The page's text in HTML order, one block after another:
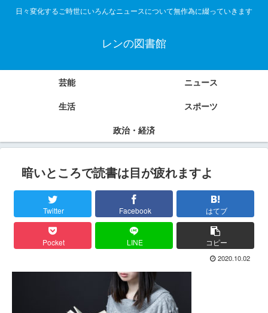
日々変化するご時世にいろんなニュースについて無作為に綴っていきます
レンの図書館
芸能
ニュース
生活
スポーツ
政治・経済
暗いところで読書は目が疲れますよ
Twitter Facebook はてブ
Pocket LINE コピー
2020.10.02